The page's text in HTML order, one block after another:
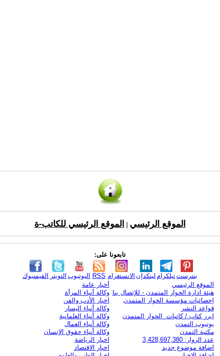
الموقع الرئيسي الموقع الرئيسي للكاتب-ة
تابعونا على:
الفيسبوك التويتر اليوتيوب RSS الانستغرام لينكدإن تيلكرامبنترست
الموقع الرئيسي
هيئة ادارة الحوار المتمدن - للإتصال بنا
إحصائيات مؤسسة الحوار المتمدن
قواعد النشر
ابرز كتاب / كاتبات الحوار المتمدن
يوتيوب التمدن
مكتبة التمدن
عدد الزوار: 3,428,697,380
اضافة موضوع جديد
أخبار عامة
وكالة أنباء المرأة
اخبار الأدب والفن
وكالة أنباء اليسار
وكالة أنباء العلمانية
وكالة أنباء العمال
وكالة أنباء حقوق الإنسان
اخبار الرياضة
اخبار الاقتصاد